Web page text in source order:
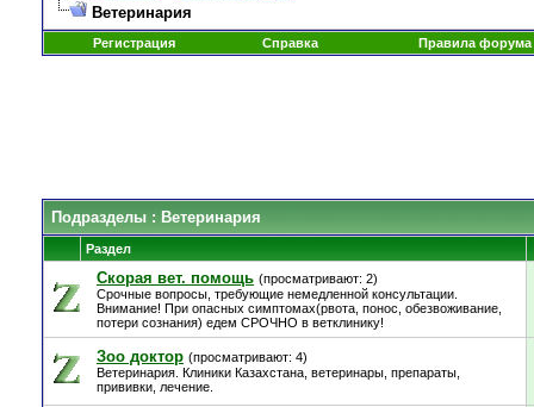
Ветеринария
Регистрация Справка Правила форума
Подразделы : Ветеринария
Раздел
Скорая вет. помощь (просматривают: 2)
Срочные вопросы, требующие немедленной консультации.
Внимание! При опасных симптомах(рвота, понос, обезвоживание,
потери сознания) едем СРОЧНО в ветклинику!
Зоо доктор (просматривают: 4)
Ветеринария. Клиники Казахстана, ветеринары, препараты,
прививки, лечение.